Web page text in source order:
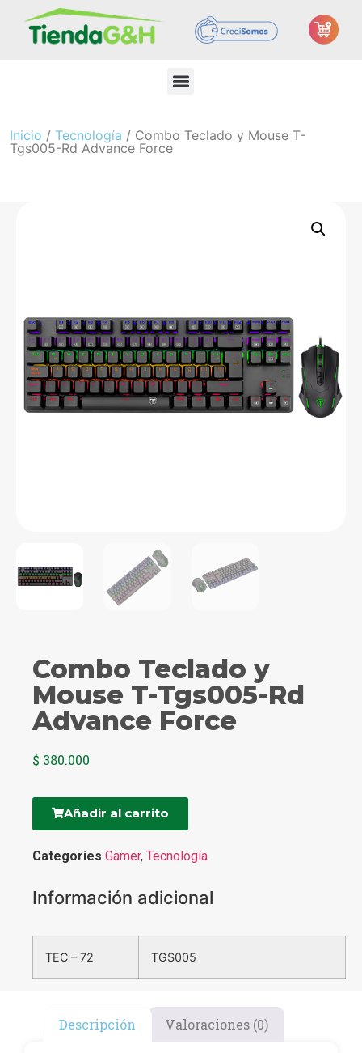
Inicio / Tecnología / Combo Teclado y Mouse T-
Tgs005-Rd Advance Force
Combo Teclado y
Mouse T-Tgs005-Rd
Advance Force
$ 380.000
Añadir al carrito
Categories Gamer, Tecnología
Información adicional
TEC – 72 TGS005
Descripción Valoraciones (0)